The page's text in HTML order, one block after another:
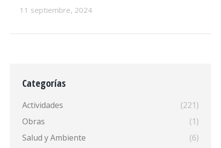
11 septiembre, 2024
Categorías
Actividades
(221)
Obras
(1)
Salud y Ambiente
(6)